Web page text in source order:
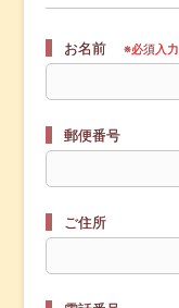
お名前 ※必須入力
郵便番号
ご住所